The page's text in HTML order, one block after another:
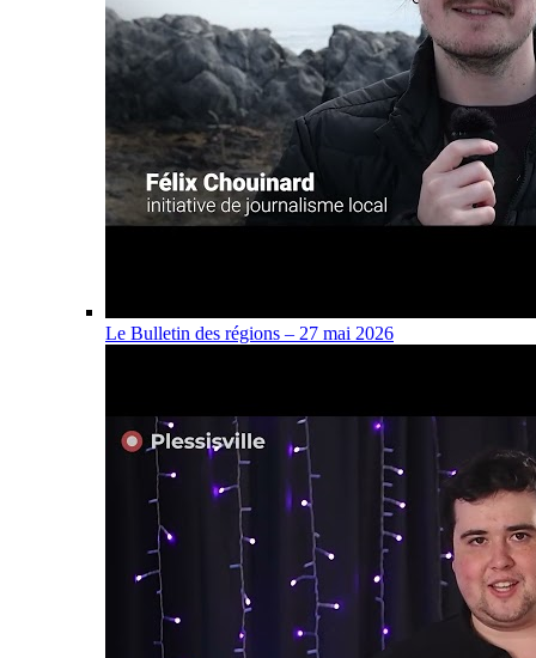
Le Bulletin des régions – 27 mai 2026